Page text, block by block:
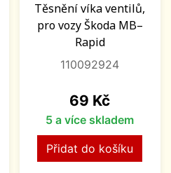
Těsnění víka ventilů,
pro vozy Škoda MB–
Rapid
110092924
Cena
69 Kč
5 a více skladem
Přidat do košíku